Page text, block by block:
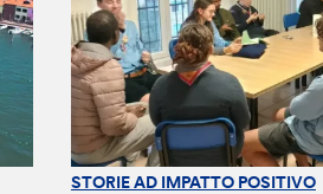
STORIE AD IMPATTO POSITIVO